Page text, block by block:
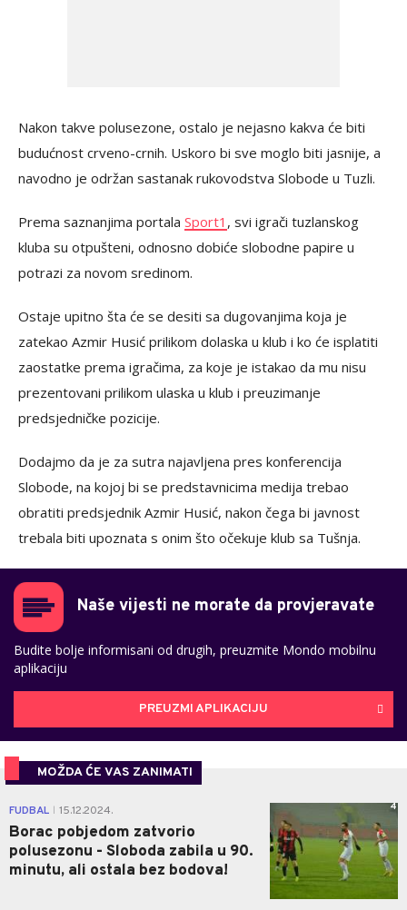
Nakon takve polusezone, ostalo je nejasno kakva će biti
budućnost crveno-crnih. Uskoro bi sve moglo biti jasnije, a
navodno je održan sastanak rukovodstva Slobode u Tuzli.
Prema saznanjima portala Sport1 , svi igrači tuzlanskog
kluba su otpušteni, odnosno dobiće slobodne papire u
potrazi za novom sredinom.
Ostaje upitno šta će se desiti sa dugovanjima koja je
zatekao Azmir Husić prilikom dolaska u klub i ko će isplatiti
zaostatke prema igračima, za koje je istakao da mu nisu
prezentovani prilikom ulaska u klub i preuzimanje
predsjedničke pozicije.
Dodajmo da je za sutra najavljena pres konferencija
Slobode, na kojoj bi se predstavnicima medija trebao
obratiti predsjednik Azmir Husić, nakon čega bi javnost
trebala biti upoznata s onim što očekuje klub sa Tušnja.
Naše vijesti ne morate da provjeravate
Budite bolje informisani od drugih, preuzmite Mondo mobilnu
aplikaciju
PREUZMI APLIKACIJU
MOŽDA ĆE VAS ZANIMATI
FUDBAL 15.12.2024.
Borac pobjedom zatvorio
polusezonu - Sloboda zabila u 90.
minutu, ali ostala bez bodova!
4